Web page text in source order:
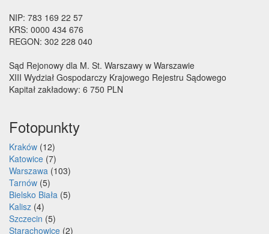
NIP: 783 169 22 57
KRS: 0000 434 676
REGON: 302 228 040
Sąd Rejonowy dla M. St. Warszawy w Warszawie
XIII Wydział Gospodarczy Krajowego Rejestru Sądowego
Kapitał zakładowy: 6 750 PLN
Fotopunkty
Kraków (12)
Katowice (7)
Warszawa (103)
Tarnów (5)
Bielsko Biała (5)
Kalisz (4)
Szczecin (5)
Starachowice (2)